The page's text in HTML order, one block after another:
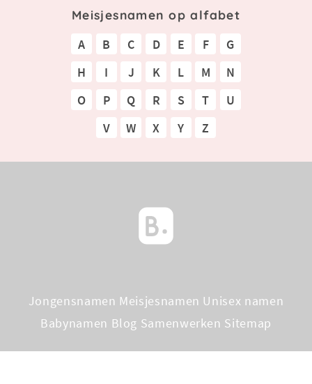
Meisjesnamen op alfabet
A B C D E F
G
H
I J K L M
N
O
P Q R S T
U
V
W X Y Z
Jongensnamen Meisjesnamen Unisex namen
Babynamen Blog Samenwerken Sitemap